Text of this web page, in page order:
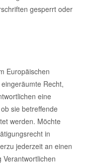
gesperrt oder
Europäischen
Recht,
eine
sie betreffende
werden. Möchte
in
jederzeit an einen
Verantwortlichen